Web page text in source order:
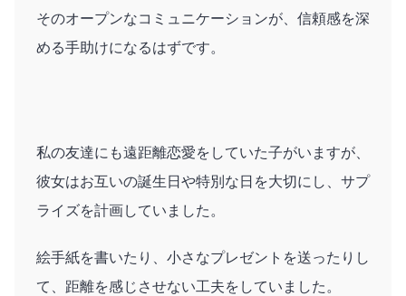
そのオープンなコミュニケーションが、信頼感を深
める手助けになるはずです。
私の友達にも遠距離恋愛をしていた子がいますが、
彼女はお互いの誕生日や特別な日を大切にし、サプ
ライズを計画していました。
絵手紙を書いたり、小さなプレゼントを送ったりし
て、距離を感じさせない工夫をしていました。